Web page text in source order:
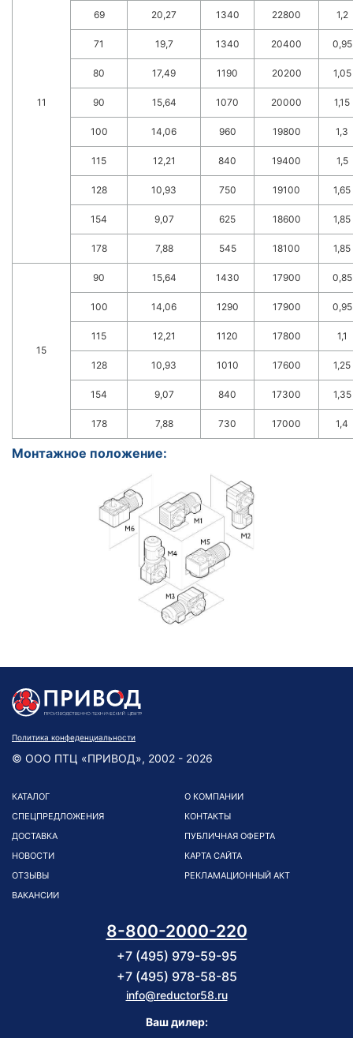
11
69 20,27 1340 22800 1,2
71 19,7 1340 20400 0,95
80 17,49 1190 20200 1,05
90 15,64 1070 20000 1,15
100 14,06 960 19800 1,3
115 12,21 840 19400 1,5
128 10,93 750 19100 1,65
154 9,07 625 18600 1,85
178 7,88 545 18100 1,85
15
90 15,64 1430 17900 0,85
100 14,06 1290 17900 0,95
115 12,21 1120 17800 1,1
128 10,93 1010 17600 1,25
154 9,07 840 17300 1,35
178 7,88 730 17000 1,4
Монтажное положение:
Политика конфеденциальности
© ООО ПТЦ «ПРИВОД», 2002 - 2026
КАТАЛОГ
СПЕЦПРЕДЛОЖЕНИЯ
ДОСТАВКА
НОВОСТИ
ОТЗЫВЫ
ВАКАНСИИ
О КОМПАНИИ
КОНТАКТЫ
ПУБЛИЧНАЯ ОФЕРТА
КАРТА САЙТА
РЕКЛАМАЦИОННЫЙ АКТ
8-800-2000-220
+7 (495) 979-59-95
+7 (495) 978-58-85
info@reductor58.ru
Ваш дилер: